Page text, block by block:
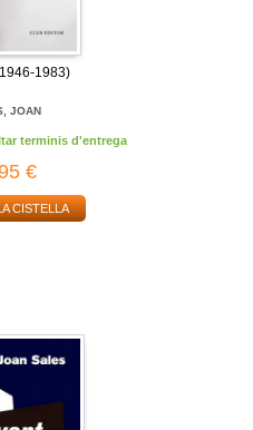
1983)
JOAN
terminis d'entrega
€
CISTELLA